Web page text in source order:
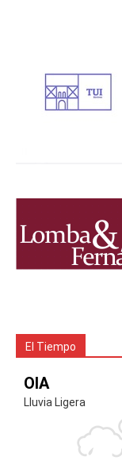
El Tiempo
OIA
Lluvia Ligera